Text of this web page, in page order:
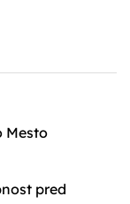
Mesto
pred